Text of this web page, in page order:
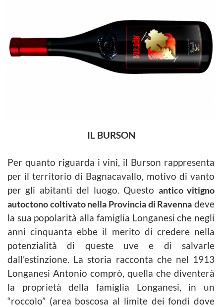
IL BURSON
Per quanto riguarda i vini, il Burson rappresenta
per il territorio di Bagnacavallo, motivo di vanto
per gli abitanti del luogo. Questo antico vitigno
autoctono coltivato nella Provincia di Ravenna deve
la sua popolarità alla famiglia Longanesi che negli
anni cinquanta ebbe il merito di credere nella
potenzialità di queste uve e di salvarle
dall’estinzione. La storia racconta che nel 1913
Longanesi Antonio comprò, quella che diventerà
la proprietà della famiglia Longanesi, in un
“roccolo” (area boscosa al limite dei fondi dove